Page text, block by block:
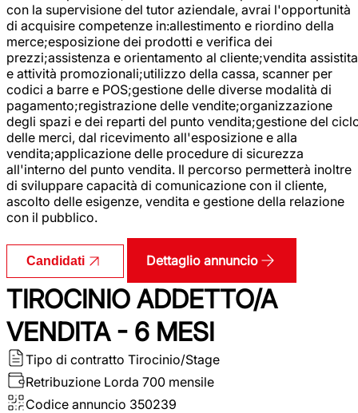
con la supervisione del tutor aziendale, avrai l'opportunità
di acquisire competenze in:allestimento e riordino della
merce;esposizione dei prodotti e verifica dei
prezzi;assistenza e orientamento al cliente;vendita assistita
e attività promozionali;utilizzo della cassa, scanner per
codici a barre e POS;gestione delle diverse modalità di
pagamento;registrazione delle vendite;organizzazione
degli spazi e dei reparti del punto vendita;gestione del
delle merci, dal ricevimento all'esposizione e alla
vendita;applicazione delle procedure di sicurezza
all'interno del punto vendita. Il percorso permetterà inoltre
di sviluppare capacità di comunicazione con il cliente,
ascolto delle esigenze, vendita e gestione della relazione
con il pubblico.
Candidati Dettaglio annuncio
TIROCINIO ADDETTO/A
VENDITA - 6 MESI
Tipo di contratto Tirocinio/Stage
Retribuzione Lorda 700 mensile
Codice annuncio 350239